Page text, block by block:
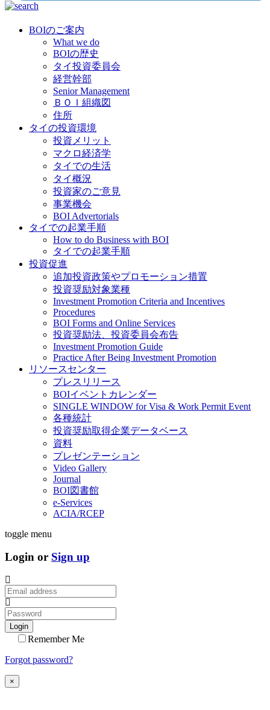
BOIのご案内
What we do
BOIの歴史
タイ投資委員会
経営幹部
Senior Management
ＢＯＩ組織図
住所
タイの投資環境
投資メリット
マクロ経済学
タイでの生活
タイ概況
投資家のご意見
事業機会
BOI Advertorials
タイでの起業手順
How to do Business with BOI
タイでの起業手順
投資促進
追加投資政策やプロモーション措置
投資奨励対象業種
Investment Promotion Criteria and Incentives
Procedures
BOI Forms and Online Services
投資奨励法、投資委員会布告
Investment Promotion Guide
Practice After Being Investment Promotion
リソースセンター
プレスリリース
BOIイベントカレンダー
SINGLE WINDOW for Visa & Work Permit Event
各種統計
投資奨励取得企業データベース
資料
プレゼンテーション
Video Gallery
Journal
BOI図書館
e-Services
ACIA/RCEP
toggle menu
Login or Sign up
Login
Remember Me
Forgot password?
×